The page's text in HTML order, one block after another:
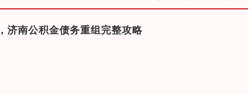
济南公积金债务重组完整攻略